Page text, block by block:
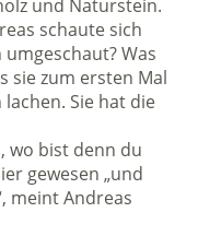
und Naturstein.
schaute sich
Was
sie zum ersten Mal
Sie hat die
wo bist denn du
gewesen „und
meint Andreas